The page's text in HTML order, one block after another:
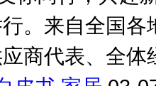
你同行，共赴
。来自全国
商代表、全